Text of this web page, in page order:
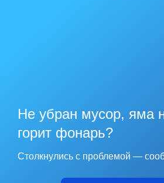
Не убран мусор, яма
горит фонарь?
Столкнулись с проблемой —